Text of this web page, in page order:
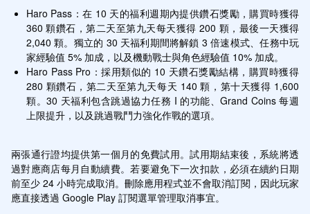
Haro Pass：在 10 天的福利週期內提供鑽石獎勵，購買時獲得
360 顆鑽石，第二天至第九天每天獲得 200 顆，最後一天獲得
2,040 顆。獨立的 30 天福利期間將解鎖 3 倍速模式、任務中玩
家經驗值 5% 加成，以及機動戰士與角色經驗值 10% 加成。
Haro Pass Pro：採用類似的 10 天鑽石獎勵結構，購買時獲得
280 顆鑽石，第二天至第九天每天 140 顆，第十天獲得 1,600
顆。30 天福利包含跳過協力任務 I 的功能、Grand Coins 每週
上限提升，以及跳過戰鬥力強化作戰的選項。
兩張通行證均提供第一個月的免費試用。試用期結束後，系統將透
過對應商店每月自動續費。若要避免下一次扣款，必須在續約日期
前至少 24 小時完成取消。刪除應用程式並不會取消訂閱，因此玩家
應直接透過 Google Play 訂閱選單管理取消事宜。